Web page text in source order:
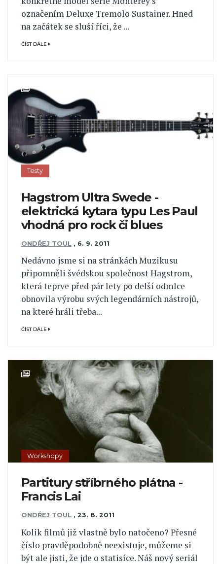
označením Deluxe Tremolo Sustainer. Hned
na začátek se sluší říci, že ...
ČÍST DÁLE
Testy
Hagstrom Ultra Swede -
elektrická kytara typu Les Paul
vhodná pro rock či blues
ONDŘEJ TOUL , 6. 9. 2011
Nedávno jsme si na stránkách Muzikusu
připomněli švédskou společnost Hagstrom,
která teprve před pár lety po delší odmlce
obnovila výrobu svých legendárních nástrojů,
na které hráli třeba...
ČÍST DÁLE
Workshopy
Partitury stříbrného plátna -
Francis Lai
ONDŘEJ TOUL , 23. 8. 2011
Kolik filmů již vlastně bylo natočeno? Přesné
číslo pravděpodobně neexistuje, můžeme si
být ale jisti, že jde o statisíce. Náš nový seriál